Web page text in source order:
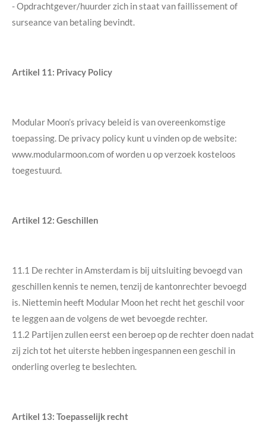
- Opdrachtgever/huurder zich in staat van faillissement of
surseance van betaling bevindt.
Artikel 11: Privacy Policy
Modular Moon’s privacy beleid is van overeenkomstige
toepassing. De privacy policy kunt u vinden op de website:
www.modularmoon.com of worden u op verzoek kosteloos
toegestuurd.
Artikel 12: Geschillen
11.1 De rechter in Amsterdam is bij uitsluiting bevoegd van
geschillen kennis te nemen, tenzij de kantonrechter bevoegd
is. Niettemin heeft Modular Moon het recht het geschil voor
te leggen aan de volgens de wet bevoegde rechter.
11.2 Partijen zullen eerst een beroep op de rechter doen nadat
zij zich tot het uiterste hebben ingespannen een geschil in
onderling overleg te beslechten.
Artikel 13: Toepasselijk recht